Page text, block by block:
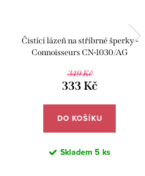
Čistící lázeň na stříbrné šperky -
Connoisseurs CN-1030/AG
349 Kč
333 Kč
DO KOŠÍKU
Skladem 5 ks